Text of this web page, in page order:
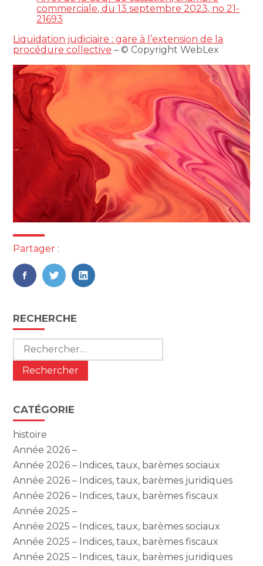
commerciale, du 13 septembre 2023, no 21-
21693
Liquidation judiciaire : gare à l’extension de la
procédure collective – © Copyright WebLex
Partager :
FaceBook
TwitterLinkedIn
Blog
sidebar
RECHERCHE
Rechercher :
CATÉGORIE
histoire
Année 2026 –
Année 2026 – Indices, taux, barèmes sociaux
Année 2026 – Indices, taux, barèmes juridiques
Année 2026 – Indices, taux, barèmes fiscaux
Année 2025 –
Année 2025 – Indices, taux, barèmes sociaux
Année 2025 – Indices, taux, barèmes fiscaux
Année 2025 – Indices, taux, barèmes juridiques